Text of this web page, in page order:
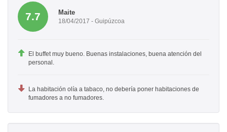
7.7 Maite
18/04/2017 - Guipúzcoa
El buffet muy bueno. Buenas instalaciones, buena atención del
personal.
La habitación olía a tabaco, no debería poner habitaciones de
fumadores a no fumadores.